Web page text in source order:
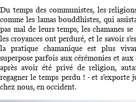
Du temps des communistes, les
comme les lamas bouddhistes, qui
pas mal de leurs temps, les chamanes
les croyances ont perduré, et le savoir
la pratique chamanique est plus
superpose parfois aux cérémonies et
après avoir été privé de religion,
regagner le temps perdu ! - et s'exporte
chez nous, en occident.